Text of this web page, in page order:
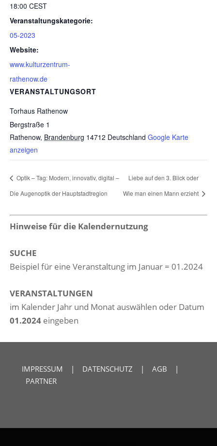
18:00 CEST
Veranstaltungskategorie:
05-2023
Website:
www.kulturzentrum-
rathenow.de
VERANSTALTUNGSORT
Torhaus Rathenow
Bergstraße 1
Rathenow, Brandenburg 14712 Deutschland Google Karte
anzeigen
Optik – Tag: Modern, innovativ, digital –
Die Augenoptik der Hauptstadtregion
Liebe auf den 3. Blick oder
Wie man einen Mann erzieht
Hinweise für die Kalendernutzung
SUCHE
Beispiel für eine Veranstaltung im Januar = 01.2024
VERANSTALTUNGEN
im Kalender Jahr und Monat auswählen oder Datum
01.2024 eingeben
IMPRESSUM | DATENSCHUTZ | AGB |
PARTNER